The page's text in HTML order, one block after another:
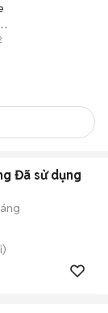
Đã sử dụng